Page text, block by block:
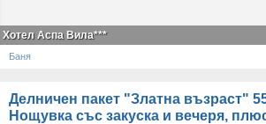
Хотел Аспа Вила***
Баня
Делничен пакет "Златна възраст"
Нощувка със закуска и вечеря,